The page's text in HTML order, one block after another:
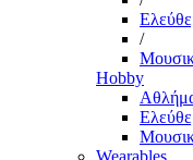
/
Hobby
Wearables